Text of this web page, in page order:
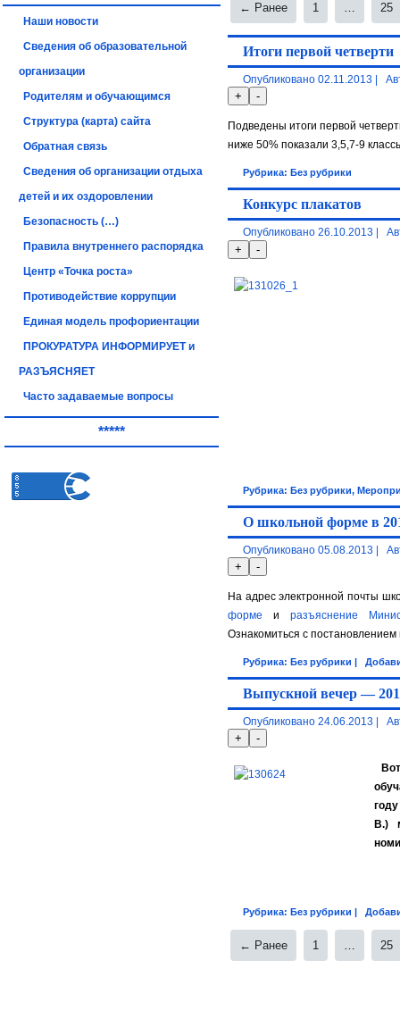
Наши новости
Сведения об образовательной
организации
Родителям и обучающимся
Структура (карта) сайта
Обратная связь
Сведения об организации отдыха
детей и их оздоровлении
Безопасность (…)
Правила внутреннего распорядка
Центр «Точка роста»
Противодействие коррупции
Единая модель профориентации
ПРОКУРАТУРА ИНФОРМИРУЕТ и
РАЗЪЯСНЯЕТ
Часто задаваемые вопросы
*****
← Ранее 1 … 25
Итоги первой четверти
Опубликовано 02.11.2013
Подведены итоги первой
ниже 50% показали 3,5,7-9
Рубрика: Без рубрики
Конкурс плакатов
Опубликовано 26.10.2013
Рубрика: Без рубрики,
О школьной форме в
Опубликовано 05.08.2013 |
На адрес электронной почты
форме и разъяснение
Ознакомиться с
Рубрика: Без рубрики |
Выпускной вечер —
Опубликовано 24.06.2013
В.)
Рубрика: Без рубрики
← Ранее 1 … 25